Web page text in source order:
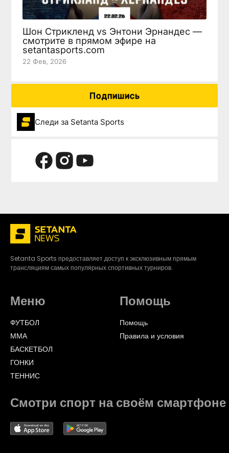
Шон Стрикленд vs Энтони Эрнандес —
смотрите в прямом эфире на
setantasports.com
22 Фев, 2026
Подпишись
Следи за Setanta Sports
Setanta Sports предоставляет доступ к эксклюзивным прямым
трансляциям самых популярных спортивных турниров.
Меню
ФУТБОЛ
ММА
БАСКЕТБОЛ
ГОНКИ
ТЕННИС
Помощь
Помощь
Правила и условия
Смотри спорт на своём смартфоне